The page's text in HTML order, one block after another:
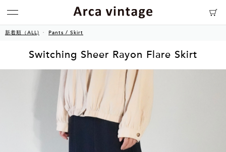
新着順（ALL) Pants / Skirt
Switching Sheer Rayon Flare Skirt